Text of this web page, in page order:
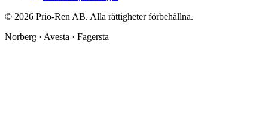
© 2026 Prio-Ren AB. Alla rättigheter förbehållna.
Norberg · Avesta · Fagersta